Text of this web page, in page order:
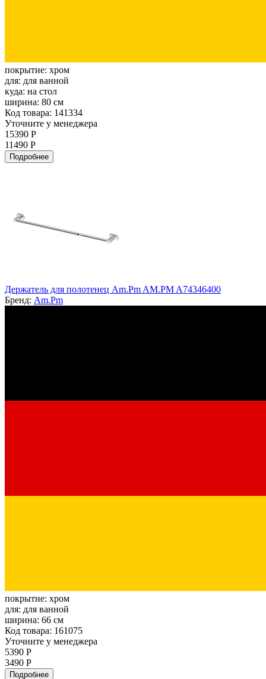
покрытие: хром
для: для ванной
куда: на стол
ширина: 80 см
Код товара: 141334
Уточните у менеджера
15390 Р
11490 Р
Подробнее
Держатель для полотенец Am.Pm AM.PM A74346400
Бренд: Am.Pm
покрытие: хром
для: для ванной
ширина: 66 см
Код товара: 161075
Уточните у менеджера
5390 Р
3490 Р
Подробнее